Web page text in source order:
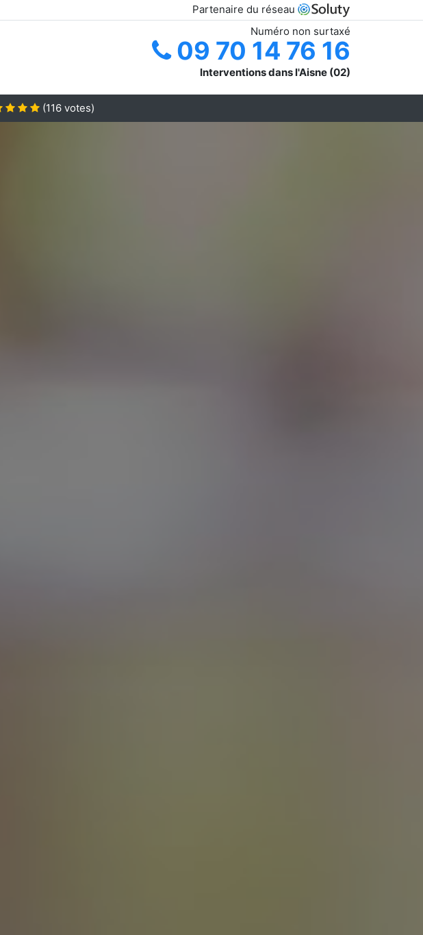
Partenaire du réseau
Numéro non surtaxé
09 70 14 76 16
Interventions dans l'Aisne (02)
(116 votes)